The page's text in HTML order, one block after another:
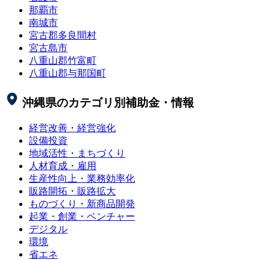
那覇市
南城市
宮古郡多良間村
宮古島市
八重山郡竹富町
八重山郡与那国町
沖縄県のカテゴリ別補助金・情報
経営改善・経営強化
設備投資
地域活性・まちづくり
人材育成・雇用
生産性向上・業務効率化
販路開拓・販路拡大
ものづくり・新商品開発
起業・創業・ベンチャー
デジタル
環境
省エネ